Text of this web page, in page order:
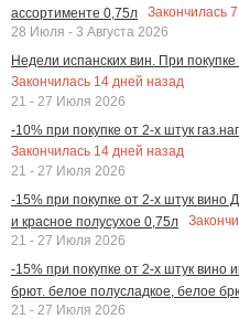
ассортименте 0,75л
Закончилась 7
28 Июля - 3 Августа 2026
Недели испанских вин. При
Закончилась 14 дней назад
21 - 27 Июля 2026
-10% при покупке от 2-х штук
Закончилась 14 дней назад
21 - 27 Июля 2026
-15% при покупке от 2-х штук
и красное полусухое 0,75л
21 - 27 Июля 2026
-15% при покупке от 2-х штук
брют. белое полусладкое, белое
21 - 27 Июля 2026